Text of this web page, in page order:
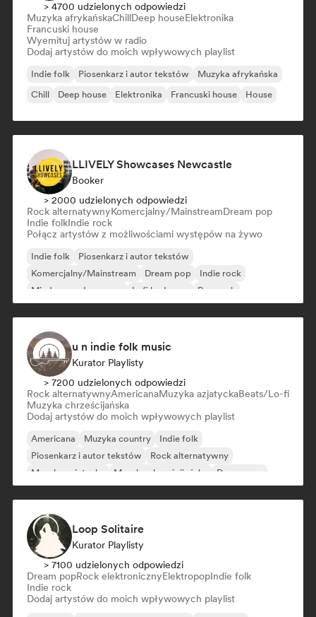
> 4700 udzielonych odpowiedzi
Muzyka afrykańskaChillDeep houseElektronika
Francuski house
Wyemituj artystów w radio
Dodaj artystów do moich wpływowych playlist
Indie folk Piosenkarz i autor tekstów
Muzyka afrykańska
Chill
Deep house Elektronika Francuski house House
LLIVELY Showcases Newcastle
Booker
> 2000 udzielonych odpowiedzi
Rock alternatywnyKomercjalny/MainstreamDream pop
Indie folkIndie rock
Połącz artystów z możliwościami występów na żywo
Indie folk
Piosenkarz i autor tekstów
Komercjalny/Mainstream
Dream pop
Indie rock
Międzynarodowy pop
Lofi bedroom Pop rock
u n indie folk music
Kurator Playlisty
> 7200 udzielonych odpowiedzi
Rock alternatywnyAmericanaMuzyka azjatyckaBeats/Lo-fi
Muzyka chrześcijańska
Dodaj artystów do moich wpływowych playlist
Americana Muzyka country
Indie folk
Piosenkarz i autor tekstów
Rock alternatywny
Muzyka azjatycka
Muzyka chrześcijańska Dream pop
Loop Solitaire
Kurator Playlisty
> 7100 udzielonych odpowiedzi
Dream popRock elektronicznyElektropopIndie folk
Indie rock
Dodaj artystów do moich wpływowych playlist